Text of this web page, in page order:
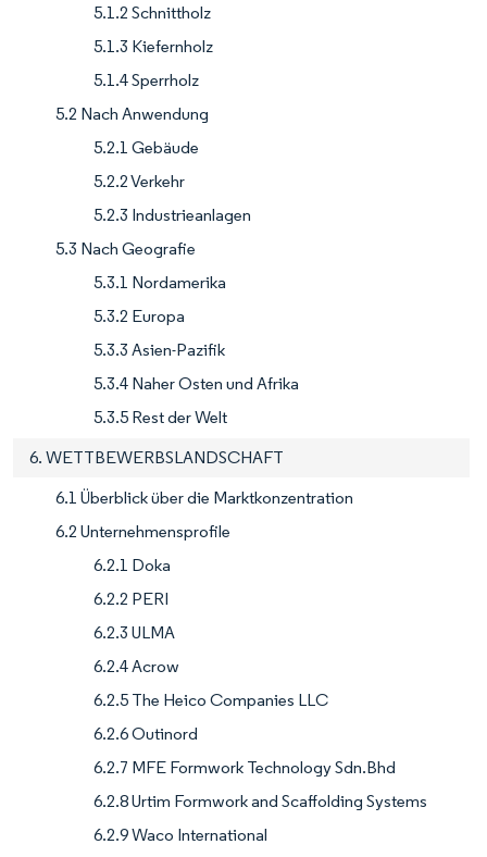
5.1.2 Schnittholz
5.1.3 Kiefernholz
5.1.4 Sperrholz
5.2 Nach Anwendung
5.2.1 Gebäude
5.2.2 Verkehr
5.2.3 Industrieanlagen
5.3 Nach Geografie
5.3.1 Nordamerika
5.3.2 Europa
5.3.3 Asien-Pazifik
5.3.4 Naher Osten und Afrika
5.3.5 Rest der Welt
6. WETTBEWERBSLANDSCHAFT
6.1 Überblick über die Marktkonzentration
6.2 Unternehmensprofile
6.2.1 Doka
6.2.2 PERI
6.2.3 ULMA
6.2.4 Acrow
6.2.5 The Heico Companies LLC
6.2.6 Outinord
6.2.7 MFE Formwork Technology Sdn.Bhd
6.2.8 Urtim Formwork and Scaffolding Systems
6.2.9 Waco International